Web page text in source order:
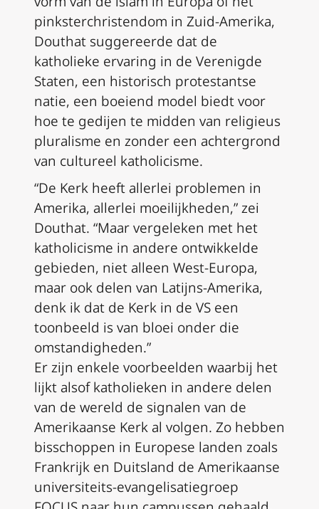
pinksterchristendom in Zuid-Amerika,
Douthat suggereerde dat de
katholieke ervaring in de Verenigde
Staten, een historisch protestantse
natie, een boeiend model biedt voor
hoe te gedijen te midden van religieus
pluralisme en zonder een achtergrond
van cultureel katholicisme.
“De Kerk heeft allerlei problemen in
Amerika, allerlei moeilijkheden,” zei
Douthat. “Maar vergeleken met het
katholicisme in andere ontwikkelde
gebieden, niet alleen West-Europa,
maar ook delen van Latijns-Amerika,
denk ik dat de Kerk in de VS een
toonbeeld is van bloei onder die
omstandigheden.”
Er zijn enkele voorbeelden waarbij het
lijkt alsof katholieken in andere delen
van de wereld de signalen van de
Amerikaanse Kerk al volgen. Zo hebben
bisschoppen in Europese landen zoals
Frankrijk en Duitsland de Amerikaanse
universiteits-evangelisatiegroep